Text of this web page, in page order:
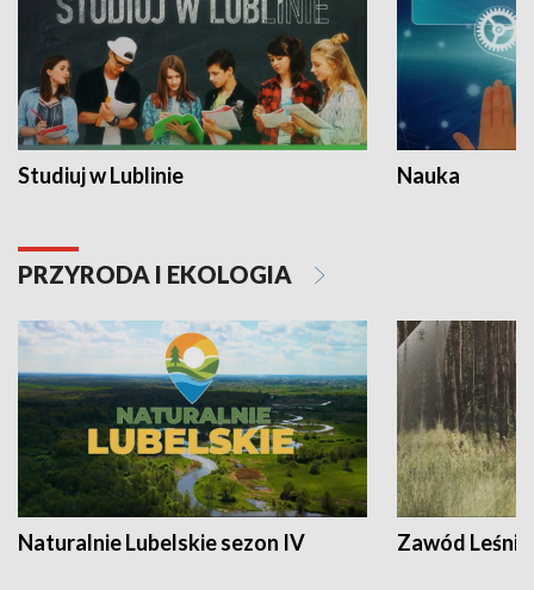
Studiuj w Lublinie Nauka
PRZYRODA I EKOLOGIA
Naturalnie Lubelskie sezon IV Zawód Leśnik